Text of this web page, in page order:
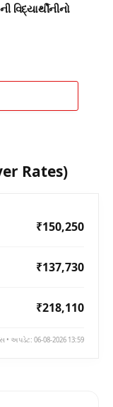
Rates)
₹150,250
₹137,730
₹218,110
• અપડેટ: 06-08-2026 13:59